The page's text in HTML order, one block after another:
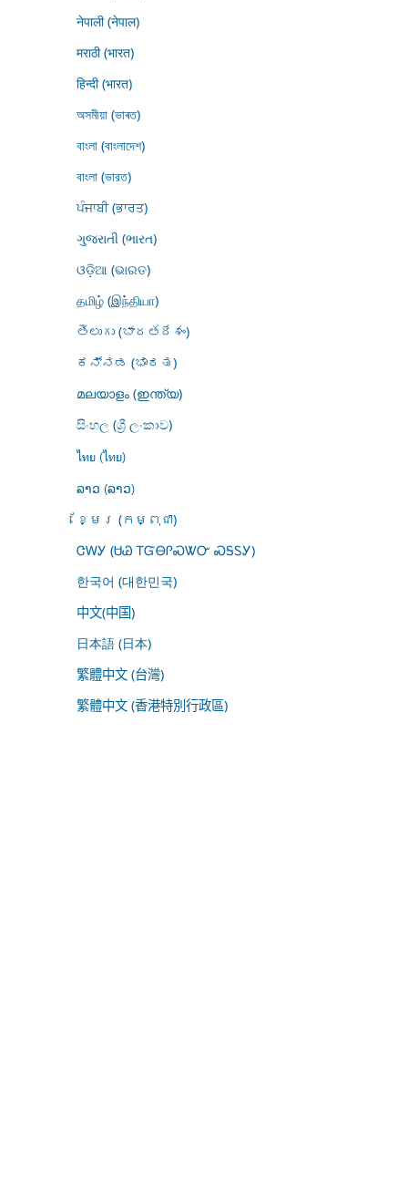
नेपाली (नेपाल)
मराठी (भारत)
हिन्दी (भारत)
অসমীয়া (ভাৰত)
বাংলা (বাংলাদেশ)
বাংলা (ভারত)
ਪੰਜਾਬੀ (ਭਾਰਤ)
ગુજરાતી (ભારત)
ଓଡ଼ିଆ (ଭାରତ)
தமிழ் (இந்தியா)
తెలుగు (భారతదేశం)
ಕನ್ನಡ (ಭಾರತ)
മലയാളം (ഇന്ത്യ)
සිංහල (ශ්‍රී ලංකාව)
ไทย (ไทย)
ລາວ (ລາວ)
ខ្មែរ (កម្ពុជា)
ᏣᎳᎩ (ᏌᏊ ᎢᏳᎾᎵᏍᏔᏅ ᏍᎦᏚᎩ)
한국어 (대한민국)
中文(中国)
日本語 (日本)
繁體中文 (台灣)
繁體中文 (香港特別行政區)